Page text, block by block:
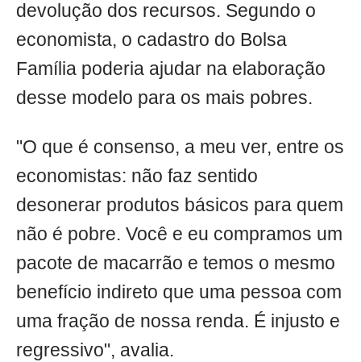
devolução dos recursos. Segundo o
economista, o cadastro do Bolsa
Família poderia ajudar na elaboração
desse modelo para os mais pobres.
"O que é consenso, a meu ver, entre os
economistas: não faz sentido
desonerar produtos básicos para quem
não é pobre. Você e eu compramos um
pacote de macarrão e temos o mesmo
benefício indireto que uma pessoa com
uma fração de nossa renda. É injusto e
regressivo", avalia.